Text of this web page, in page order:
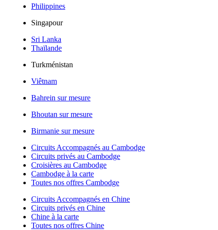
Philippines
Singapour
Sri Lanka
Thaïlande
Turkménistan
Viêtnam
Bahrein sur mesure
Bhoutan sur mesure
Birmanie sur mesure
Circuits Accompagnés au Cambodge
Circuits privés au Cambodge
Croisières au Cambodge
Cambodge à la carte
Toutes nos offres Cambodge
Circuits Accompagnés en Chine
Circuits privés en Chine
Chine à la carte
Toutes nos offres Chine